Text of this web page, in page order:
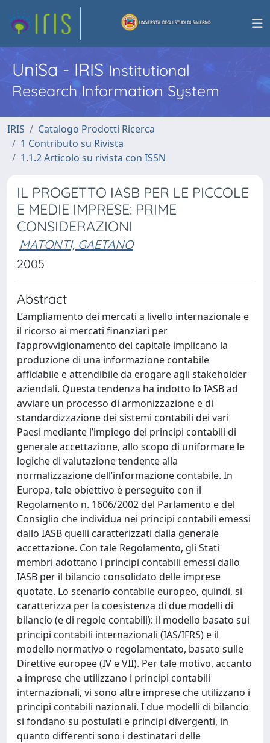
UniSa - IRISInstitutional
Research Information System
IRIS
Catalogo Prodotti Ricerca
1 Contributo su Rivista
1.1.2 Articolo su rivista con ISSN
IL PROGETTO IASB PER LE PICCOLE
E MEDIE IMPRESE: PRIME
CONSIDERAZIONI
MATONTI, GAETANO
2005
Abstract
L’ampliamento dei mercati a livello internazionale e
il ricorso ai mercati finanziari per
l’approvvigionamento del capitale implicano la
produzione di una informazione contabile
affidabile e attendibile da erogare agli stakeholder
aziendali. Questa tendenza ha indotto lo IASB ad
avviare un processo di armonizzazione e di
standardizzazione dei sistemi contabili dei vari
Paesi mediante l’impiego dei principi contabili di
generale accettazione, allo scopo di uniformare le
logiche di valutazione tendente alla
normalizzazione dell’informazione contabile. In
Europa, tale obiettivo è perseguito con il
Regolamento n. 1606/2002 del Parlamento e del
Consiglio che individua nei principi contabili emessi
dallo IASB quelli caratterizzati dalla generale
accettazione. Con tale Regolamento, gli Stati
membri adottano i principi contabili emessi dallo
IASB per il bilancio consolidato delle imprese
quotate. Lo scenario contabile europeo, quindi, si
caratterizza per la coesistenza di due modelli di
bilancio (e di regole contabili): il modello basato sui
principi contabili internazionali (IAS/IFRS) e il
modello normativo o regolamentato, basato sulle
Direttive europee (IV e VII). Per tale motivo, accanto
a imprese che utilizzano i principi contabili
internazionali, vi sono altre imprese che utilizzano i
principi contabili nazionali. I due modelli di bilancio
si fondano su postulati e principi divergenti, in
quanto differenti sono i destinatari delle